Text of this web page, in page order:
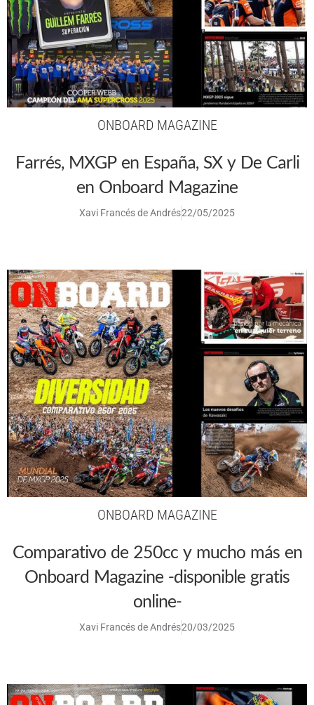
ONBOARD MAGAZINE
Farrés, MXGP en España, SX y De Carli
en Onboard Magazine
Xavi Francés de Andrés22/05/2025
ONBOARD MAGAZINE
Comparativo de 250cc y mucho más en
Onboard Magazine -disponible gratis
online-
Xavi Francés de Andrés20/03/2025